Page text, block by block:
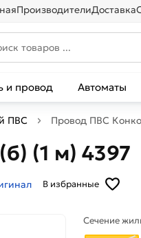
ПроизводителиДоставка
и провод Автоматы
ПВС Провод ПВС
(1 м) 4397
В избранные
Сечение